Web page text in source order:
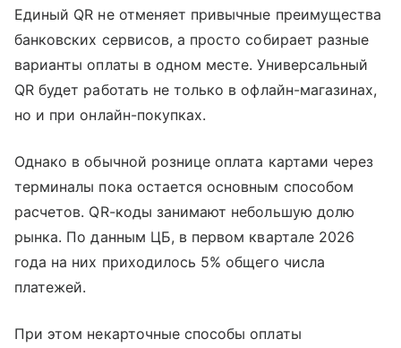
Единый QR не отменяет привычные преимущества
банковских сервисов, а просто собирает разные
варианты оплаты в одном месте. Универсальный
QR будет работать не только в офлайн-магазинах,
но и при онлайн-покупках.
Однако в обычной рознице оплата картами через
терминалы пока остается основным способом
расчетов. QR-коды занимают небольшую долю
рынка. По данным ЦБ, в первом квартале 2026
года на них приходилось 5% общего числа
платежей.
При этом некарточные способы оплаты